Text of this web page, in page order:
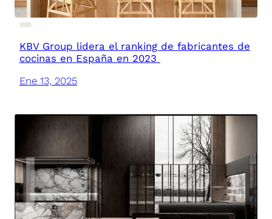
KBV Group lidera el ranking de fabricantes de
cocinas en España en 2023
Ene 13, 2025